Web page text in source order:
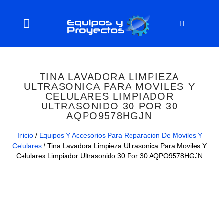
TINA LAVADORA LIMPIEZA
ULTRASONICA PARA MOVILES Y
CELULARES LIMPIADOR
ULTRASONIDO 30 POR 30
AQPO9578HGJN
Inicio/ Equipos Y Accesorios Para Reparacion De Moviles Y
Celulares / Tina Lavadora Limpieza Ultrasonica Para Moviles Y
Celulares Limpiador Ultrasonido 30 Por 30 AQPO9578HGJN